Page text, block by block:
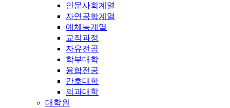
인문사회계열
자연공학계열
예체능계열
교직과정
자유전공
학부대학
융합전공
간호대학
의과대학
대학원